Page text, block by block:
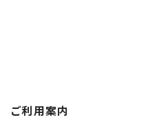
ご利用案内